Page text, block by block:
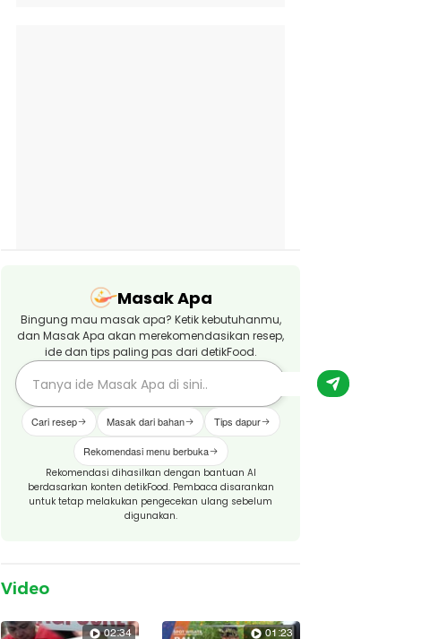
Masak Apa
Bingung mau masak apa? Ketik kebutuhanmu,
dan Masak Apa akan merekomendasikan resep,
ide dan tips paling pas dari detikFood.
Cari resep Masak dari bahan Tips dapur
Rekomendasi menu berbuka
Rekomendasi dihasilkan dengan bantuan AI
berdasarkan konten detikFood. Pembaca disarankan
untuk tetap melakukan pengecekan ulang sebelum
digunakan.
Video
02:34 01:23